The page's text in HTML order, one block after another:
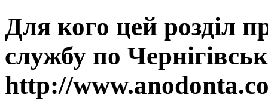
Для кого цей розділ
службу по
http://